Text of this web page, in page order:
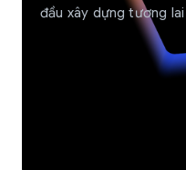
đầu xây dựng tương